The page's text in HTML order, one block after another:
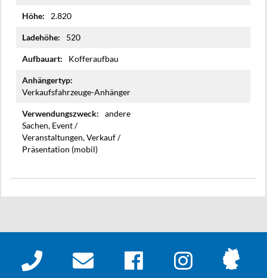
2.820
520
Kofferaufbau
Verkaufsfahrzeuge-Anhänger
andere
Sachen, Event /
Veranstaltungen, Verkauf /
Präsentation (mobil)